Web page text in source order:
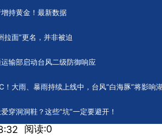
持黄金！最新数据
拉面”更名，并非被迫
输部启动台风二级防御响应
大雨、暴雨持续上线中，台风“白海豚”将影响
穿洞洞鞋？这些“坑”一定要避开！
打好三大攻坚战
阅读:0